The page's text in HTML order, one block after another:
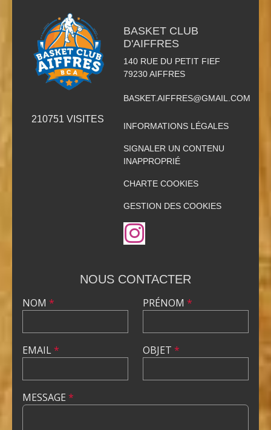
210751 VISITES
BASKET CLUB
D'AIFFRES
140 RUE DU PETIT FIEF
79230AIFFRES
BASKET.AIFFRES@GMAIL.COM
INFORMATIONS LÉGALES
SIGNALER UN CONTENU
INAPPROPRIÉ
CHARTE COOKIES
GESTION DES COOKIES
NOUS CONTACTER
NOM *
EMAIL*
PRÉNOM *
OBJET *
MESSAGE *